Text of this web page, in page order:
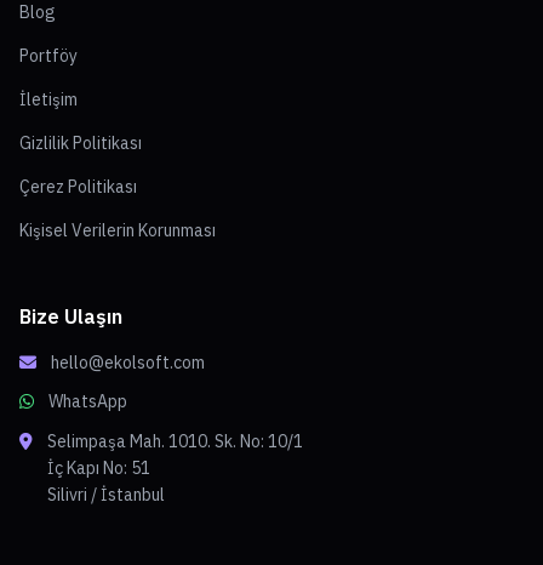
Blog
Portföy
İletişim
Gizlilik Politikası
Çerez Politikası
Kişisel Verilerin Korunması
Bize Ulaşın
hello@ekolsoft.com
WhatsApp
Selimpaşa Mah. 1010. Sk. No: 10/1
İç Kapı No: 51
Silivri / İstanbul